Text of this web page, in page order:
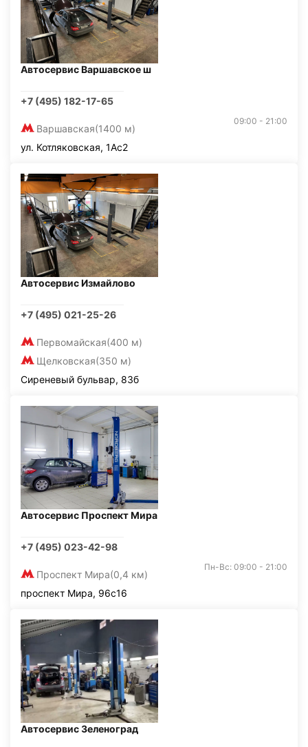
Автосервис Варшавское ш
+7 (495) 182-17-65
Варшавская(1400 м)
09:00 - 21:00
ул. Котляковская, 1Ас2
Автосервис Измайлово
+7 (495) 021-25-26
Первомайская(400 м)
Щелковская(350 м)
Сиреневый бульвар, 83б
Автосервис Проспект Мира
+7 (495) 023-42-98
Проспект Мира(0,4 км)
Пн-Вс: 09:00 - 21:00
проспект Мира, 96с16
Автосервис Зеленоград